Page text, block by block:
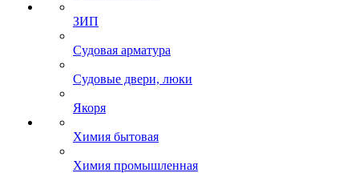
ЗИП
Судовая арматура
Судовые двери, люки
Якоря
Химия бытовая
Химия промышленная